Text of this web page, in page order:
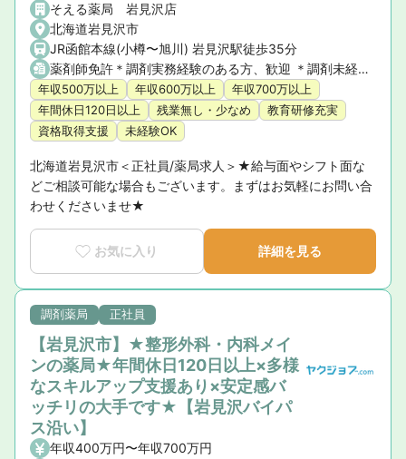
そえる薬局 岩見沢店
北海道岩見沢市
JR函館本線(小樽〜旭川) 岩見沢駅徒歩35分
薬剤師免許＊調剤実務経験のある方、歓迎 ＊調剤未経験の方もご相談ください
年収500万以上 年収600万以上
年収700万以上
年間休日120日以上
残業無し・少なめ
教育研修充実
資格取得支援
未経験OK
北海道岩見沢市＜正社員/薬局求人＞★給与面やシフト面な
どご相談可能な場合もございます。まずはお気軽にお問い合
わせくださいませ★
お気に入り 詳細を見る
調剤薬局 正社員
【岩見沢市】★整形外科・内科メイ
ンの薬局★年間休日120日以上×多様
なスキルアップ支援あり×安定感バ
ッチリの大手です★【岩見沢バイパ
ス沿い】
年収400万円〜年収700万円